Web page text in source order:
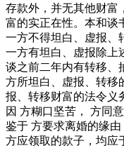
存款外，并无其他财富
富的实正在性。本和谈
一方不得坦白、虚报、
一方有坦白、虚报除上
谈之前二年内有转移、
方所坦白、虚报、转移
报、转移财富的法令义
因 方糊口坚苦， 方同
鉴于 方要求离婚的缘
方应领取的款子，均应